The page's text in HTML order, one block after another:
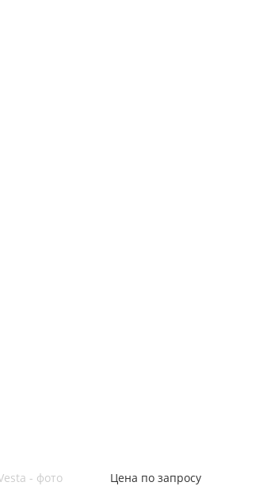
Цена по запросу